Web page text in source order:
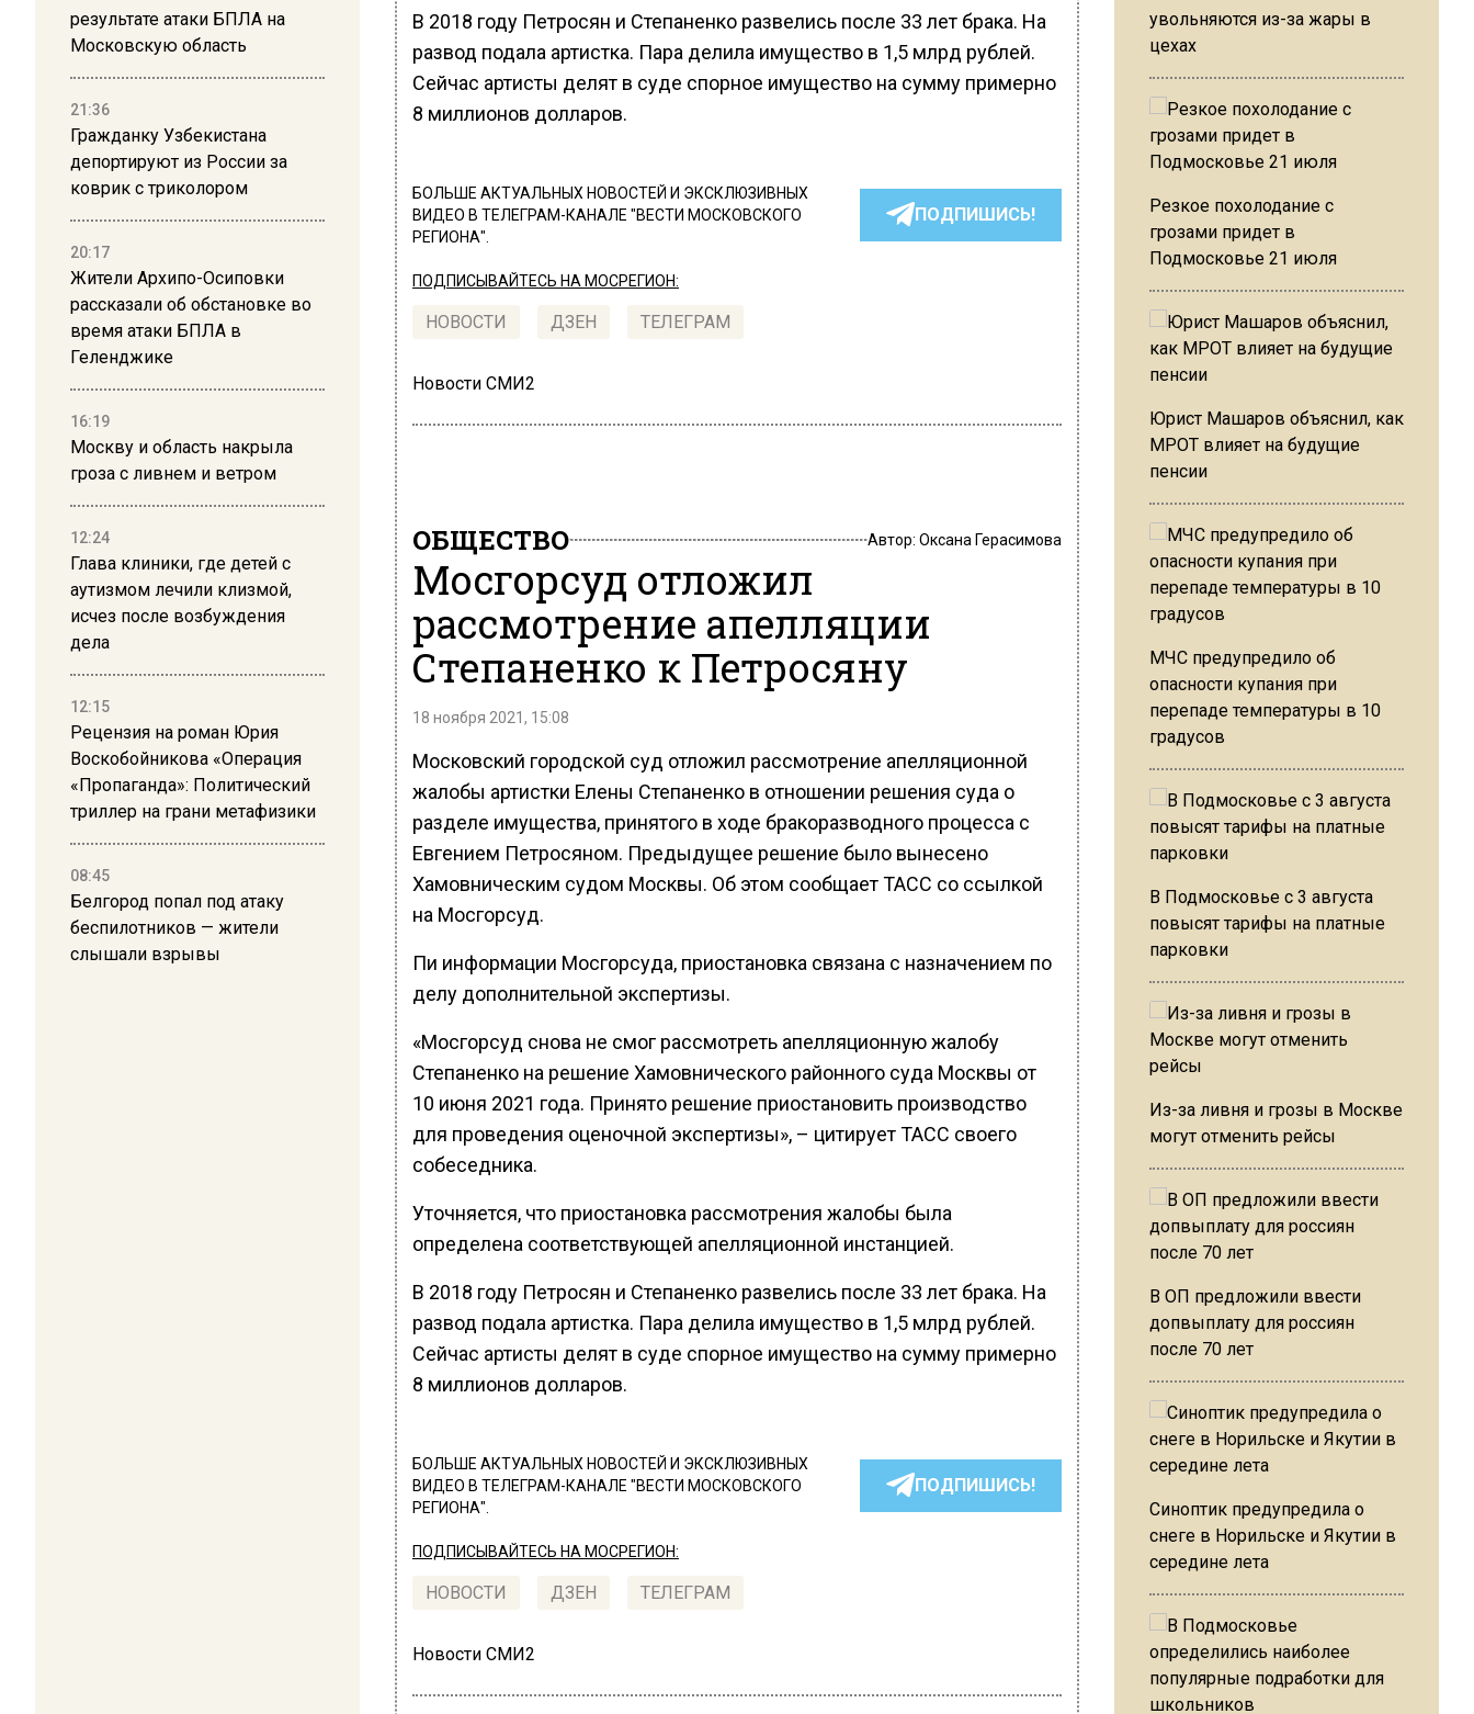
результате атаки БПЛА на
Московскую область
21:36
Гражданку Узбекистана
депортируют из России за
коврик с триколором
20:17
Жители Архипо-Осиповки
рассказали об обстановке во
время атаки БПЛА в
Геленджике
16:19
Москву и область накрыла
гроза с ливнем и ветром
12:24
Глава клиники, где детей с
аутизмом лечили клизмой,
исчез после возбуждения
дела
12:15
Рецензия на роман Юрия
Воскобойникова «Операция
«Пропаганда»: Политический
триллер на грани метафизики
08:45
Белгород попал под атаку
беспилотников — жители
слышали взрывы
В 2018 году Петросян и Степаненко развелись после 33 лет брака. На
развод подала артистка. Пара делила имущество в 1,5 млрд рублей.
Сейчас артисты делят в суде спорное имущество на сумму примерно
8 миллионов долларов.
БОЛЬШЕ АКТУАЛЬНЫХ НОВОСТЕЙ И ЭКСКЛЮЗИВНЫХ
ВИДЕО В ТЕЛЕГРАМ-КАНАЛЕ "ВЕСТИ МОСКОВСКОГО
РЕГИОНА".
ПОДПИШИСЬ!
ПОДПИСЫВАЙТЕСЬ НА МОСРЕГИОН:
НОВОСТИ ДЗЕН ТЕЛЕГРАМ
Новости СМИ2
ОБЩЕСТВО Автор: Оксана Герасимова
Мосгорсуд отложил
рассмотрение апелляции
Степаненко к Петросяну
18 ноября 2021, 15:08
Московский городской суд отложил рассмотрение апелляционной
жалобы артистки Елены Степаненко в отношении решения суда о
разделе имущества, принятого в ходе бракоразводного процесса с
Евгением Петросяном. Предыдущее решение было вынесено
Хамовническим судом Москвы. Об этом сообщает ТАСС со ссылкой
на Мосгорсуд.
Пи информации Мосгорсуда, приостановка связана с назначением по
делу дополнительной экспертизы.
«Мосгорсуд снова не смог рассмотреть апелляционную жалобу
Степаненко на решение Хамовнического районного суда Москвы от
10 июня 2021 года. Принято решение приостановить производство
для проведения оценочной экспертизы», – цитирует ТАСС своего
собеседника.
Уточняется, что приостановка рассмотрения жалобы была
определена соответствующей апелляционной инстанцией.
В 2018 году Петросян и Степаненко развелись после 33 лет брака. На
развод подала артистка. Пара делила имущество в 1,5 млрд рублей.
Сейчас артисты делят в суде спорное имущество на сумму примерно
8 миллионов долларов.
БОЛЬШЕ АКТУАЛЬНЫХ НОВОСТЕЙ И ЭКСКЛЮЗИВНЫХ
ВИДЕО В ТЕЛЕГРАМ-КАНАЛЕ "ВЕСТИ МОСКОВСКОГО
РЕГИОНА".
ПОДПИШИСЬ!
ПОДПИСЫВАЙТЕСЬ НА МОСРЕГИОН:
НОВОСТИ ДЗЕН ТЕЛЕГРАМ
Новости СМИ2
увольняются из-за жары в
цехах
Резкое похолодание с
грозами придет в
Подмосковье 21 июля
Юрист Машаров объяснил, как
МРОТ влияет на будущие
пенсии
МЧС предупредило об
опасности купания при
перепаде температуры в 10
градусов
В Подмосковье с 3 августа
повысят тарифы на платные
парковки
Из-за ливня и грозы в Москве
могут отменить рейсы
В ОП предложили ввести
допвыплату для россиян
после 70 лет
Синоптик предупредила о
снеге в Норильске и Якутии в
середине лета